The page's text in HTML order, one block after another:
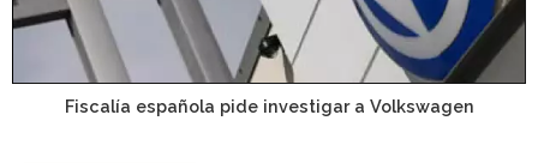
Fiscalía española pide investigar a Volkswagen